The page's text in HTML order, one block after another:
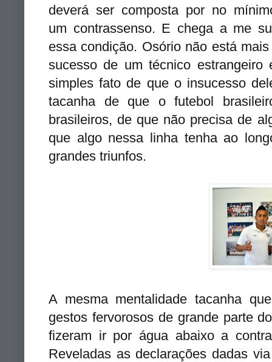
deverá ser composta por no
um contrassenso. E chega a me
essa condição. Osório não está
sucesso de um técnico
simples fato de que o insucesso
tacanha de que o futebol
brasileiros, de que não precisa de
que algo nessa linha tenha ao
grandes triunfos.
A mesma mentalidade tacanha
gestos fervorosos de grande parte
fizeram ir por água abaixo a
Reveladas as declarações dadas